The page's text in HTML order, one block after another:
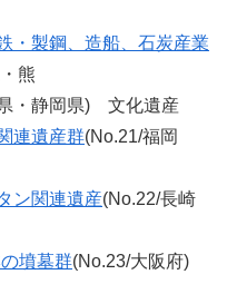
製鋼、造船、石炭産業
熊
・静岡県) 文化遺産
連遺産群(No.21/福岡
ン関連遺産(No.22/長崎
墳墓群(No.23/大阪府)